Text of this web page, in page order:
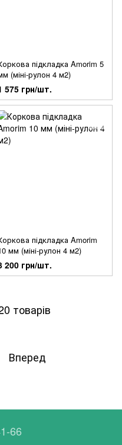
підкладка Amorim 5
(міні-рулон 4 м2)
575 грн/шт.
підкладка Amorim
мм (міні-рулон 4 м2)
200 грн/шт.
товарів
Вперед
66